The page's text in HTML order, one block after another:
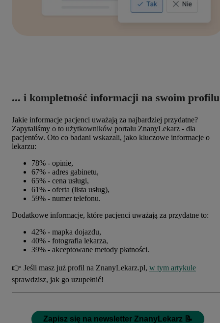
... i kompletność informacji na swoim profilu
Jakie informacje pacjenci uważają za najbardziej przydatne?
Zapytaliśmy o to użytkowników portalu ZnanyLekarz - dla
pacjentów. Oto co badani wskazali, jako kluczowe informacje o
lekarzu:
78% - opinie,
67% - adres gabinetu,
65% - cena usługi,
61% - oferta (lista usług),
59% - numer telefonu.
Dodatkowe informacje, które pacjenci uważają za przydatne to:
42% - mapka dojazdu,
40% - fotografia lekarza,
39% - akceptowane metody płatności.
👉 Jeśli masz już profil na ZnanyLekarz.pl, w tym artykule
sprawdzisz, jak go uzupełnić!
Zapisz się na newsletter ZnanyLekarz 📝